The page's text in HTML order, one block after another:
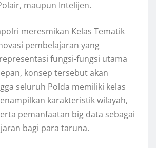
maupun Intelijen.
meresmikan Kelas Tematik
pembelajaran yang
fungsi-fungsi utama
konsep tersebut akan
seluruh Polda memiliki kelas
karakteristik wilayah,
pemanfaatan big data sebagai
bagi para taruna.